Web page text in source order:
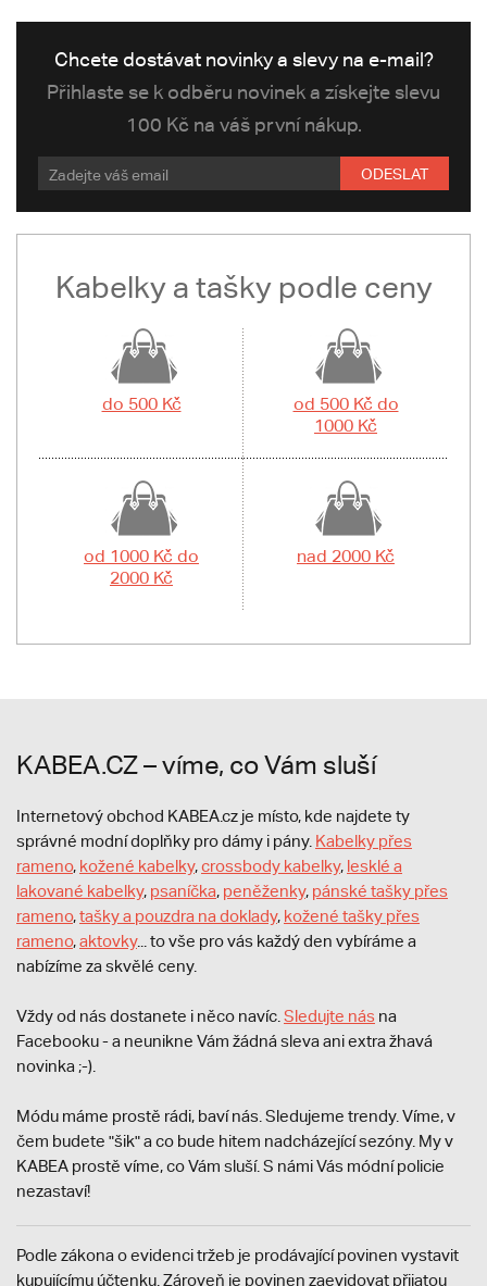
Chcete dostávat novinky a slevy na e-mail?
Přihlaste se k odběru novinek a získejte slevu
100 Kč na váš první nákup.
ODESLAT
Kabelky a tašky podle ceny
do 500 Kč
od 500 Kč do
1000 Kč
od 1000 Kč do
2000 Kč
nad 2000 Kč
KABEA.CZ – víme, co Vám sluší
Internetový obchod KABEA.cz je místo, kde najdete ty
správné modní doplňky pro dámy i pány. Kabelky přes
rameno, kožené kabelky,crossbody kabelky, lesklé a
lakované kabelky, psaníčka, peněženky, pánské tašky přes
rameno,tašky a pouzdra na doklady, kožené tašky přes
rameno,aktovky... to vše pro vás každý den vybíráme a
nabízíme za skvělé ceny.
Vždy od nás dostanete i něco navíc. Sledujte nás na
Facebooku - a neunikne Vám žádná sleva ani extra žhavá
novinka ;-).
Módu máme prostě rádi, baví nás. Sledujeme trendy. Víme, v
čem budete "šik" a co bude hitem nadcházející sezóny. My v
KABEA prostě víme, co Vám sluší. S námi Vás módní policie
nezastaví!
Podle zákona o evidenci tržeb je prodávající povinen vystavit
kupujícímu účtenku. Zároveň je povinen zaevidovat přijatou